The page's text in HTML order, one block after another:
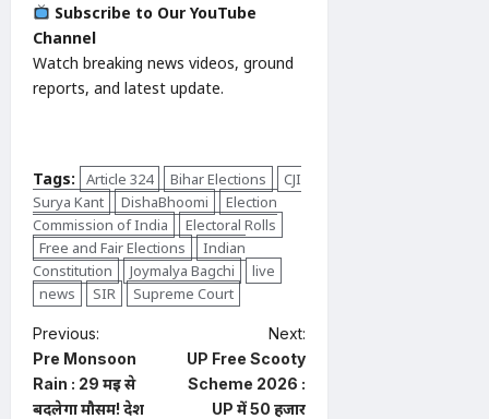
Subscribe to Our YouTube
Channel
Watch breaking news videos, ground
reports, and latest update.
Tags: Article 324 Bihar Elections
CJI
Surya Kant
DishaBhoomi
Election
Commission of India
Electoral Rolls
Free and Fair Elections
Indian
Constitution
Joymalya Bagchi
live
news
SIR Supreme Court
P
o
s
Previous:
Pre Monsoon
Rain : 29 मई से
बदलेगा मौसम! देश
Next:
UP Free Scooty
Scheme 2026 :
UP में 50 हजार